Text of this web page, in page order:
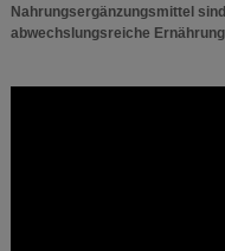
Nahrungsergänzungsmittel
abwechslungsreiche